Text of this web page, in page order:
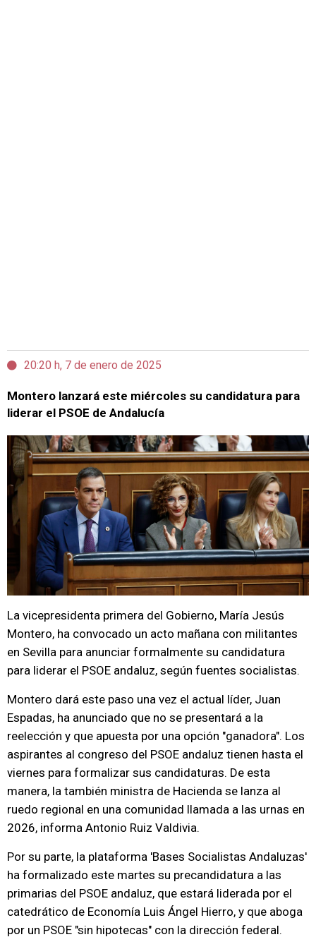
20:20 h, 7 de enero de 2025
Montero lanzará este miércoles su candidatura para
liderar el PSOE de Andalucía
La vicepresidenta primera del Gobierno, María Jesús
Montero, ha convocado un acto mañana con militantes
en Sevilla para anunciar formalmente su candidatura
para liderar el PSOE andaluz, según fuentes socialistas.
Montero dará este paso una vez el actual líder, Juan
Espadas, ha anunciado que no se presentará a la
reelección y que apuesta por una opción "ganadora". Los
aspirantes al congreso del PSOE andaluz tienen hasta el
viernes para formalizar sus candidaturas. De esta
manera, la también ministra de Hacienda se lanza al
ruedo regional en una comunidad llamada a las urnas en
2026, informa Antonio Ruiz Valdivia.
Por su parte, la plataforma 'Bases Socialistas Andaluzas'
ha formalizado este martes su precandidatura a las
primarias del PSOE andaluz, que estará liderada por el
catedrático de Economía Luis Ángel Hierro, y que aboga
por un PSOE "sin hipotecas" con la dirección federal.